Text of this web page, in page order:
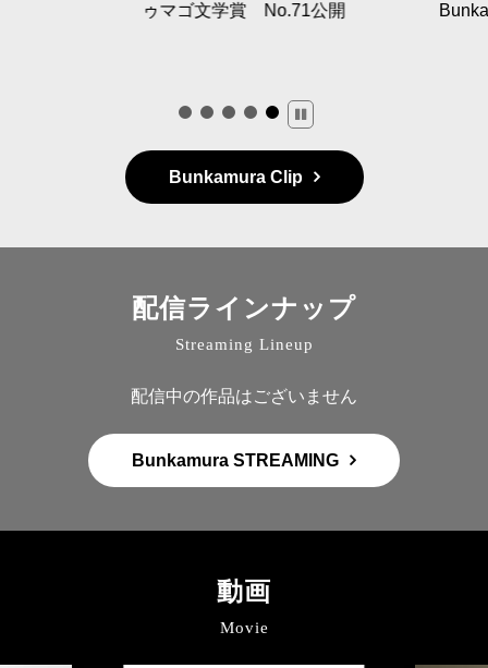
ゥマゴ文学賞 No.71公開
Bunkamura Clip
配信ラインナップ
Streaming Lineup
配信中の作品はございません
Bunkamura STREAMING
動画
Movie